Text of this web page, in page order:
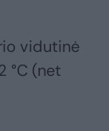
vidutinė
°C (net